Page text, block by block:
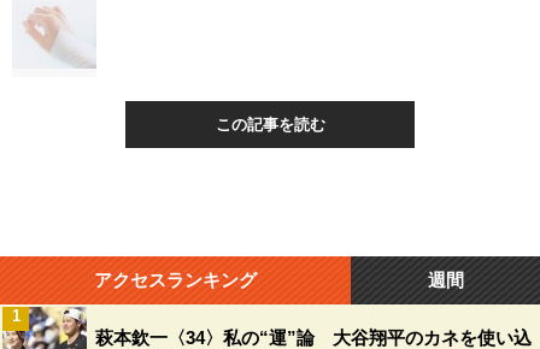
この記事を読む
アクセスランキング 週間
萩本欽一〈34〉私の“運”論 大谷翔平のカネを使い込
1